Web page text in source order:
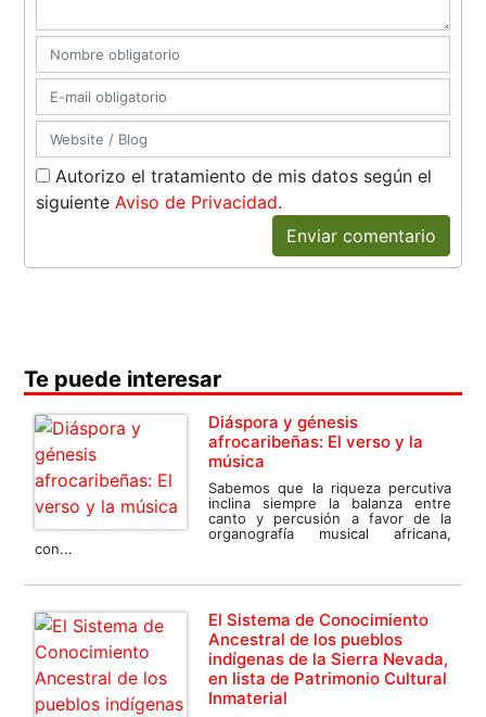
Autorizo el tratamiento de mis datos según el
siguienteAviso de Privacidad.
Enviar comentario
Te puede interesar
Diáspora y génesis
afrocaribeñas: El verso y la
música
Sabemos que la riqueza percutiva
inclina siempre la balanza entre
canto y percusión a favor de la
organografía musical africana,
con...
El Sistema de Conocimiento
Ancestral de los pueblos
indígenas de la Sierra Nevada,
en lista de Patrimonio Cultural
Inmaterial